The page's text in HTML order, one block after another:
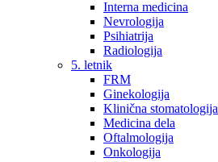
Interna medicina
Nevrologija
Psihiatrija
Radiologija
5. letnik
FRM
Ginekologija
Klinična stomatologija
Medicina dela
Oftalmologija
Onkologija